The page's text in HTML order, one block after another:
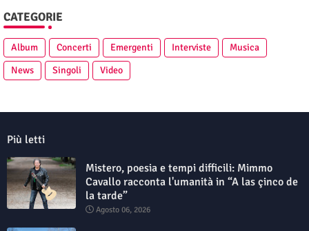
CATEGORIE
Album Concerti Emergenti Interviste
Musica
News
Singoli Video
Più letti
Mistero, poesia e tempi difficili: Mimmo
Cavallo racconta l'umanità in “A las çinco de
la tarde”
Agosto 06, 2026